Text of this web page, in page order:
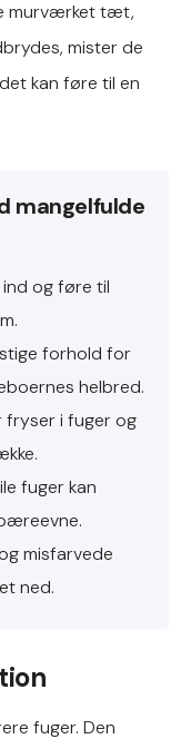
murværket tæt,
mister de
kan føre til en
mangelfulde
og føre til
forhold for
helbred.
fryser i fuger og
fuger kan
misfarvede
ned.
fuger. Den